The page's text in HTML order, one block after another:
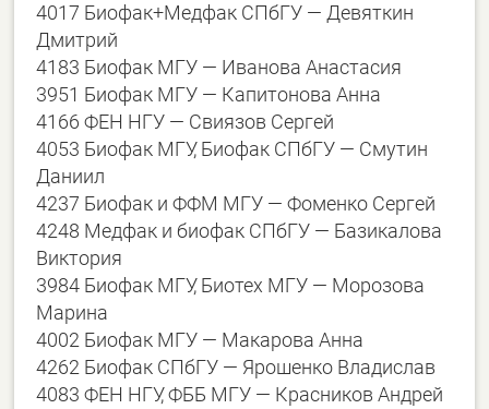
4017 Биофак+Медфак СПбГУ — Девяткин
Дмитрий
4183 Биофак МГУ — Иванова Анастасия
3951 Биофак МГУ — Капитонова Анна
4166 ФЕН НГУ — Свиязов Сергей
4053 Биофак МГУ, Биофак СПбГУ — Смутин
Даниил
4237 Биофак и ФФМ МГУ — Фоменко Сергей
4248 Медфак и биофак СПбГУ — Базикалова
Виктория
3984 Биофак МГУ, Биотех МГУ — Морозова
Марина
4002 Биофак МГУ — Макарова Анна
4262 Биофак СПбГУ — Ярошенко Владислав
4083 ФЕН НГУ, ФББ МГУ — Красников Андрей